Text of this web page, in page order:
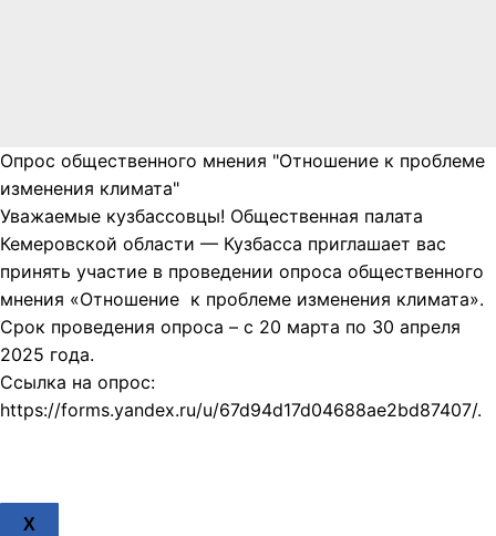
Опрос общественного мнения "Отношение к проблеме
изменения климата"
Уважаемые кузбассовцы! Общественная палата
Кемеровской области — Кузбасса приглашает вас
принять участие в проведении опроса общественного
мнения «Отношение к проблеме изменения климата».
Срок проведения опроса – с 20 марта по 30 апреля
2025 года.
Ссылка на опрос:
https://forms.yandex.ru/u/67d94d17d04688ae2bd87407/.
X